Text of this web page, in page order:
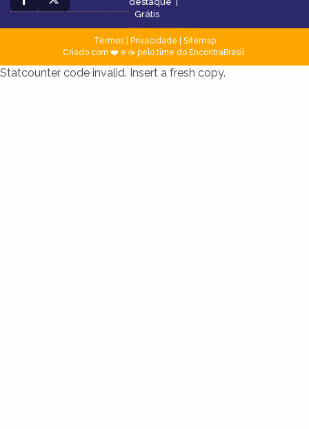
Grátis
Termos| Privacidade
Sitemap
Criado com ❤️ e ☕ pelo time do EncontraBrasil
Statcounter code invalid. Insert a fresh copy.